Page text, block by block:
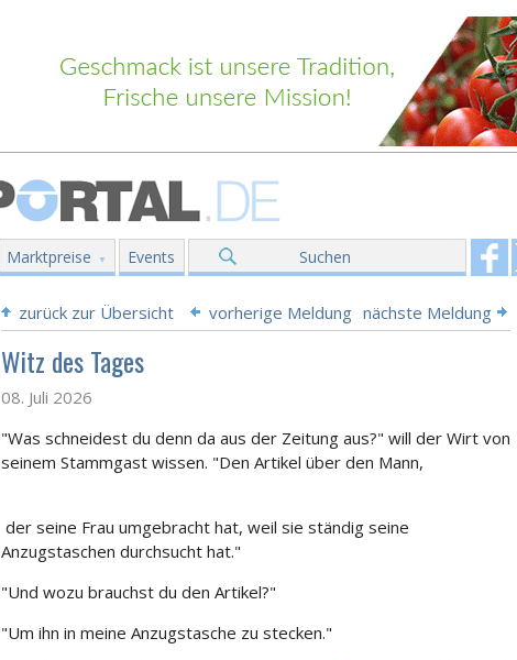
Marktpreise Events Suchen
zurück zur Übersicht vorherige Meldung nächste Meldung
Witz des Tages
08. Juli 2026
"Was schneidest du denn da aus der Zeitung aus?" will der Wirt von
seinem Stammgast wissen. "Den Artikel über den Mann,
der seine Frau umgebracht hat, weil sie ständig seine
Anzugstaschen durchsucht hat."
"Und wozu brauchst du den Artikel?"
"Um ihn in meine Anzugstasche zu stecken."